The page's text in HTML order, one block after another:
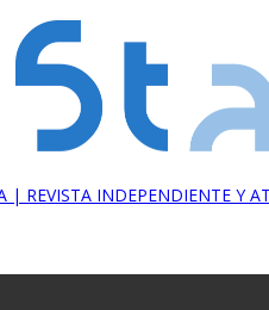
| REVISTA INDEPENDIENTE Y